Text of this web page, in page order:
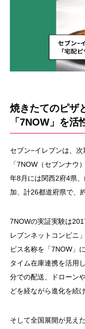
焼きたてのピザ
「7NOW」を活
セブン−イレブンは、
「7NOW（セブンナウ
年8月には関西2府4県
加、計26都道府県で、
7NOWの実証実験は
レブンネットコンビニ
ビス名称を「7NOW」
タイム在庫連携を活用
分での配送、ドローン
どを経ながら進化を続
そして全国展開が見え